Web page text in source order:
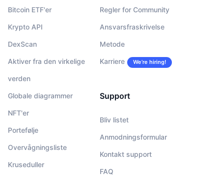
Bitcoin ETF'er
Krypto API
DexScan
Aktiver fra den virkelige
verden
Globale diagrammer
NFT'er
Portefølje
Overvågningsliste
Kruseduller
Regler for Community
Ansvarsfraskrivelse
Metode
Karriere We’re hiring!
Support
Bliv listet
Anmodningsformular
Kontakt support
FAQ